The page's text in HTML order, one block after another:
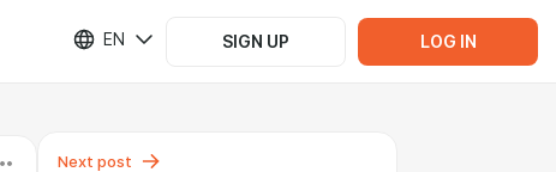
EN SIGN UP LOG IN
Next post